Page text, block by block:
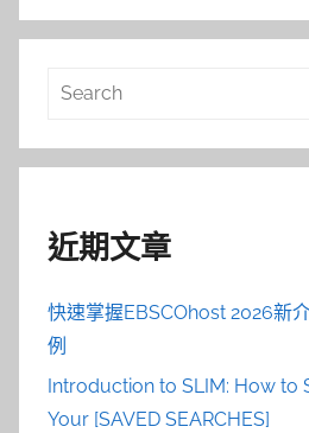
搜
近期文章
快速掌握EBSCOhost 2026新
例
Introduction to SLIM: How to
Your [SAVED SEARCHES]